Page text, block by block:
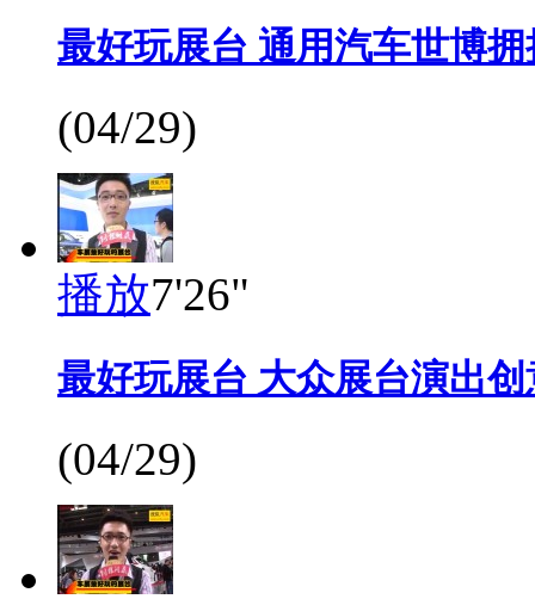
最好玩展台 通用汽车世博
(04/29)
播放7'26"
最好玩展台 大众展台演出
(04/29)